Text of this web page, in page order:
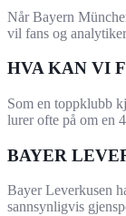
Når Bayern
vil fans og
HVA KAN VI
Som en toppklubb
lurer ofte på om en
BAYER
Bayer Leverkusen
sannsynligvis